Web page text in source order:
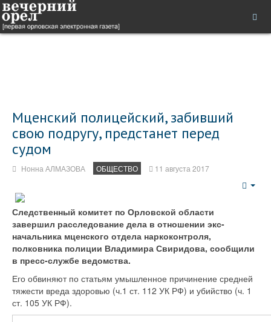
Мценский полицейский, забивший
свою подругу, предстанет перед
судом
Нонна АЛМАЗОВА ОБЩЕСТВО 11 августа 2017
Следственный комитет по Орловской области
завершил расследование дела в отношении экс-
начальника мценского отдела наркоконтроля,
полковника полиции Владимира Свиридова, сообщили
в пресс-службе ведомства.
Его обвиняют по статьям умышленное причинение средней
тяжести вреда здоровью (ч.1 ст. 112 УК РФ) и убийство (ч. 1
ст. 105 УК РФ).